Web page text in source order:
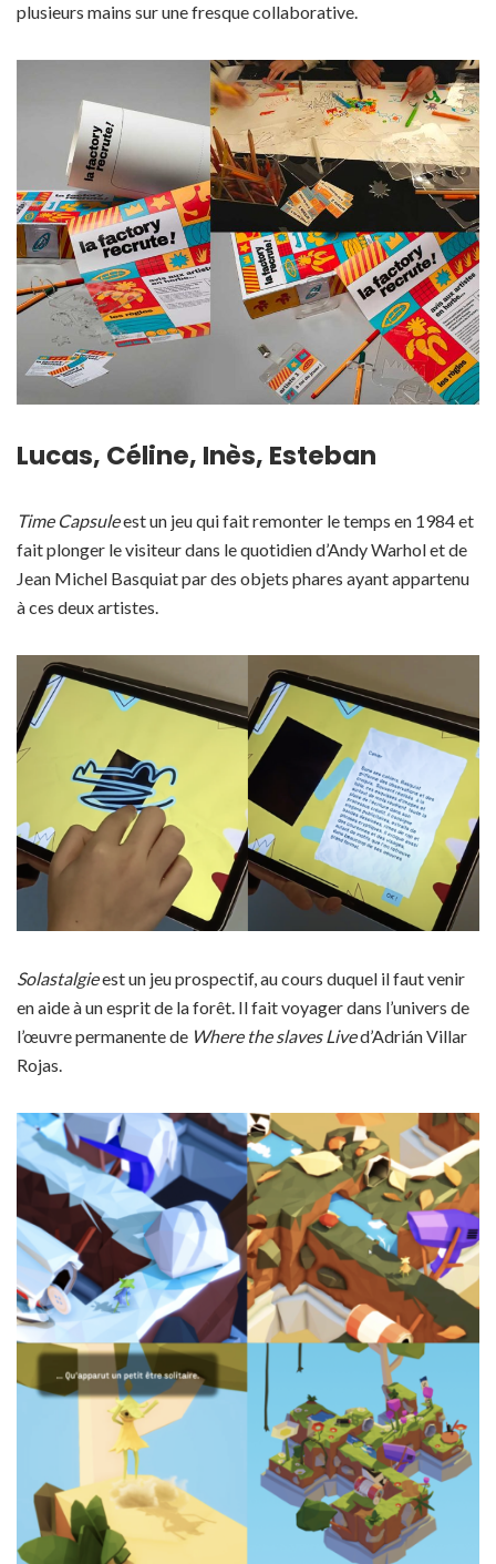
plusieurs mains sur une fresque collaborative.
Lucas, Céline, Inès, Esteban
Time Capsuleest un jeu qui fait remonter le temps en 1984 et
fait plonger le visiteur dans le quotidien d’Andy Warhol et de
Jean Michel Basquiat par des objets phares ayant appartenu
à ces deux artistes.
Solastalgieest un jeu prospectif, au cours duquel il faut venir
en aide à un esprit de la forêt. Il fait voyager dans l’univers de
l’œuvre permanente de Where the slaves Lived’Adrián Villar
Rojas.